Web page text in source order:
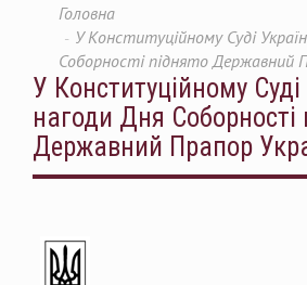
Головна
У Конституційному Суді
Соборності піднято Державний
У Конституційному
нагоди Дня Соборності
Державний Прапор